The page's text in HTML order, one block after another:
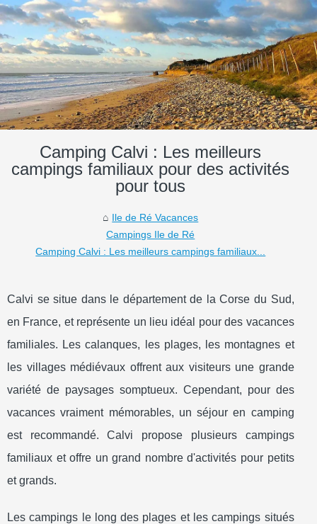
Camping Calvi : Les meilleurs
campings familiaux pour des activités
pour tous
Ile de Ré Vacances
Campings Ile de Ré
Camping Calvi : Les meilleurs campings familiaux...
Calvi se situe dans le département de la Corse du Sud,
en France, et représente un lieu idéal pour des vacances
familiales. Les calanques, les plages, les montagnes et
les villages médiévaux offrent aux visiteurs une grande
variété de paysages somptueux. Cependant, pour des
vacances vraiment mémorables, un séjour en camping
est recommandé. Calvi propose plusieurs campings
familiaux et offre un grand nombre d'activités pour petits
et grands.
Les campings le long des plages et les campings situés